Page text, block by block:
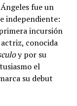
fue un
independiente:
incursión
conocida
y por su
el
su debut